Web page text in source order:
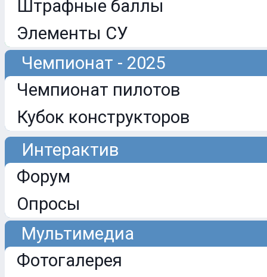
Штрафные баллы
Элементы СУ
Чемпионат - 2025
Чемпионат пилотов
Кубок конструкторов
Интерактив
Форум
Опросы
Мультимедиа
Фотогалерея